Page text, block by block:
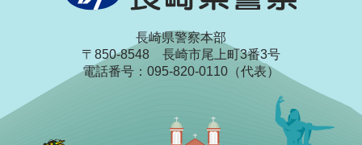
長崎県警察本部
〒850-8548 長崎市尾上町3番3号
電話番号：095-820-0110（代表）